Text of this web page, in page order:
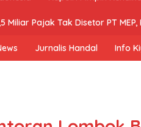
Miliar Pajak Tak Disetor PT
Jurnalis Handal Info